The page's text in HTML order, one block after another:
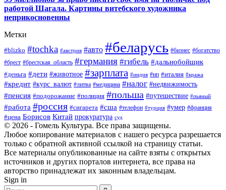
работой Шагала. Картины витебского художника
неприкосновенны
Метки
#blizko #tochka #австрия #авто #беларусь #бизнес #богатство
#брест #брестская_область #германия #гибель #дальнобойщик
#деньга #дети #животное #зарплата #индия #ип #италия #кража
#кредит #курс_валют #литва #медицина #налог #недвижимость
#пенсия #подорожание #полиция #польша #путешествие #пьяный
#работа #россия #сигарета #сша #телефон #турция #умер #франция
#цена Борисов Китай прокуратура суд
© 2026 - Гомель Культура. Все права защищены.
Любое копирование материалов с нашего ресурса разрешается
только с обратной активной ссылкой на страницу статьи.
Все материалы опубликованные на сайте взяты с открытых
источников и других порталов интернета, все права на
авторство принадлежат их законным владельцам.
Sign in